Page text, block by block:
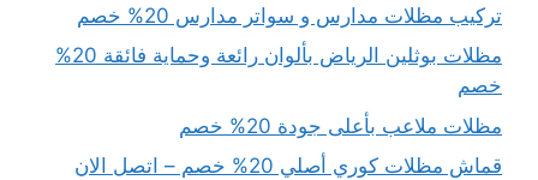
تركيب مظلات مدارس و سواتر مدارس 20% خصم
مظلات بوثلين الرياض بألوان رائعة وحماية فائقة 20%
خصم
مظلات ملاعب بأعلى جودة 20% خصم
قماش مظلات كوري أصلي 20% خصم – اتصل الان